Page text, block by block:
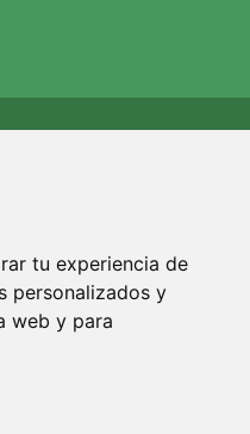
tu experiencia de
personalizados y
web y para